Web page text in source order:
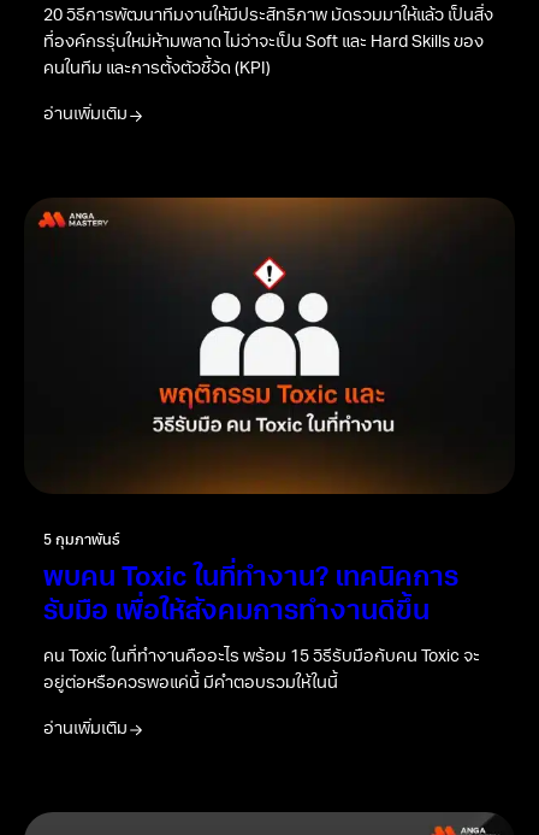
20 วิธีการพัฒนาทีมงานให้มีประสิทธิภาพ มัดรวมมาให้แล้ว เป็นสิ่ง
ที่องค์กรรุ่นใหม่ห้ามพลาด ไม่ว่าจะเป็น Soft และ Hard Skills ของ
คนในทีม และการตั้งตัวชี้วัด (KPI)
อ่านเพิ่มเติม
5 กุมภาพันธ์
พบคน Toxic ในที่ทำงาน? เทคนิคการ
รับมือ เพื่อให้สังคมการทำงานดีขึ้น
คน Toxic ในที่ทำงานคืออะไร พร้อม 15 วิธีรับมือกับคน Toxic จะ
อยู่ต่อหรือควรพอแค่นี้ มีคำตอบรวมให้ในนี้
อ่านเพิ่มเติม